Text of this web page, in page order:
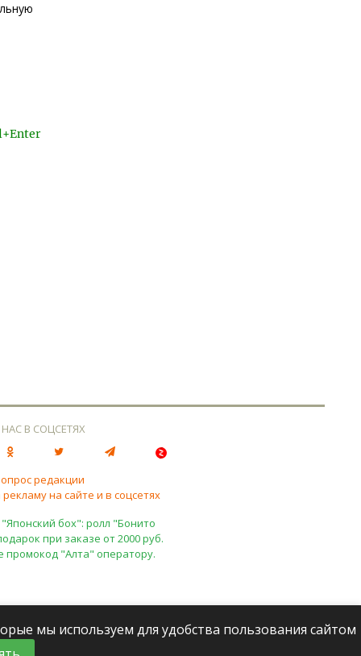
В СОЦСЕТЯХ
редакции
на сайте и в соцсетях
бох": ролл "Бонито
при заказе от 2000 руб.
промокод "Алта" оператору.
мы используем для удобства пользования сайтом